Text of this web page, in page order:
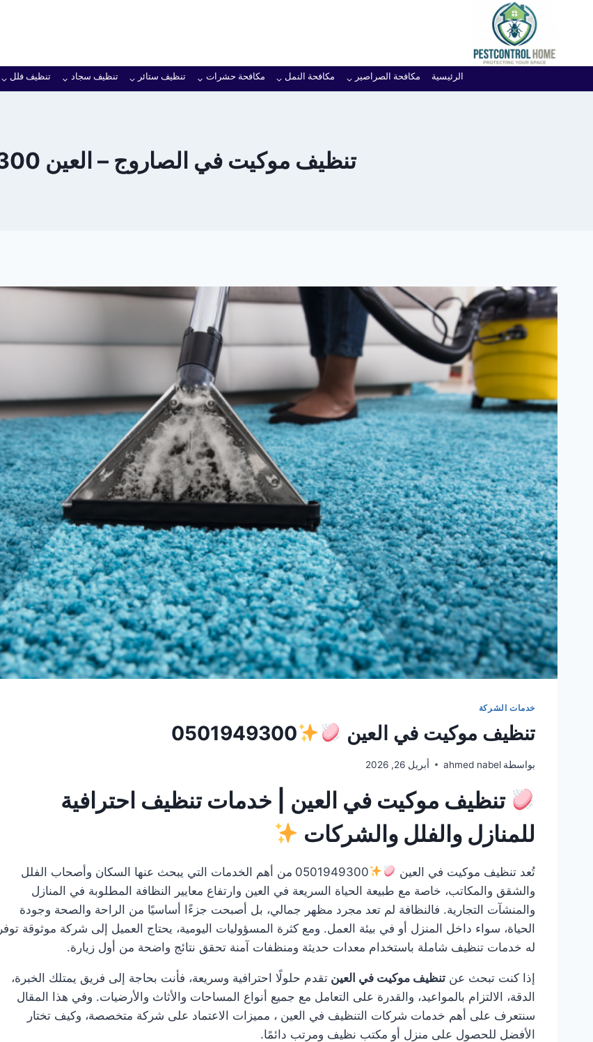
المحتوى
الرئيسية مكافحة الصراصير مكافحة النمل مكافحة حشرات تنظيف ستائر تنظيف سجاد تنظيف فلل
تنظيف موكيت في الصاروج – العين 0501949300
خدمات الشركة
تنظيف موكيت في العين 0501949300
بواسطة ahmed nabel أبريل 26, 2026
تنظيف موكيت في العين | خدمات تنظيف احترافية
للمنازل والفلل والشركات
تُعد تنظيف موكيت في العين 0501949300 من أهم الخدمات التي يبحث عنها السكان وأصحاب الفلل
والشقق والمكاتب، خاصة مع طبيعة الحياة السريعة في العين وارتفاع معايير النظافة المطلوبة في المنازل
والمنشآت التجارية. فالنظافة لم تعد مجرد مظهر جمالي، بل أصبحت جزءًا أساسيًا من الراحة والصحة وجودة
الحياة، سواء داخل المنزل أو في بيئة العمل. ومع كثرة المسؤوليات اليومية، يحتاج العميل إلى شركة موثوقة توفر
له خدمات تنظيف شاملة باستخدام معدات حديثة ومنظفات آمنة تحقق نتائج واضحة من أول زيارة.
إذا كنت تبحث عنتنظيف موكيت في العينتقدم حلولًا احترافية وسريعة، فأنت بحاجة إلى فريق يمتلك الخبرة،
الدقة، الالتزام بالمواعيد، والقدرة على التعامل مع جميع أنواع المساحات والأثاث والأرضيات. وفي هذا المقال
سنتعرف على أهم خدمات شركات التنظيف في العين ، مميزات الاعتماد على شركة متخصصة، وكيف تختار
الأفضل للحصول على منزل أو مكتب نظيف ومرتب دائمًا.